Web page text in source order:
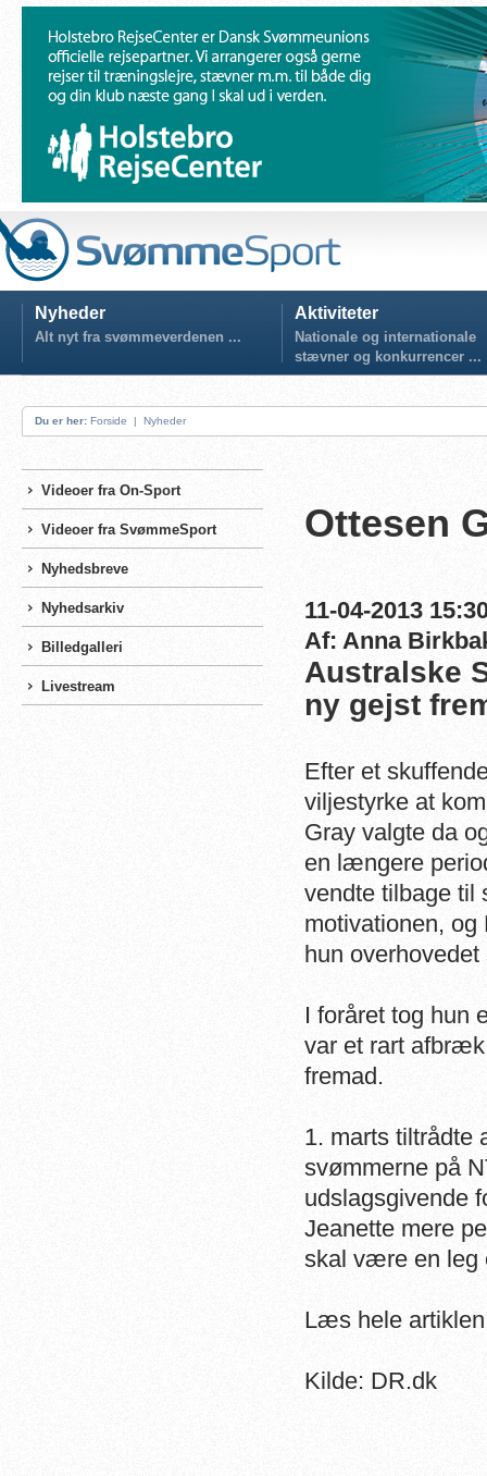
Nyheder
Alt nyt fra svømmeverdenen ...
Aktiviteter
Nationale og internationale
stævner og konkurrencer ...
Du er her: Forside | Nyheder
Videoer fra On-Sport
Videoer fra SvømmeSport
Nyhedsbreve
Nyhedsarkiv
Billedgalleri
Livestream
Ottesen
11-04-2013
Af: Anna
Australske
ny gejst
Efter et
viljestyrke at
Gray valgte da
en længere
vendte tilbage til
motivationen,
hun
I foråret tog hun
var et rart
fremad.
1. marts tiltrådte
svømmerne på
udslagsgivende
Jeanette mere
skal være en leg
Læs hele
Kilde: DR.dk